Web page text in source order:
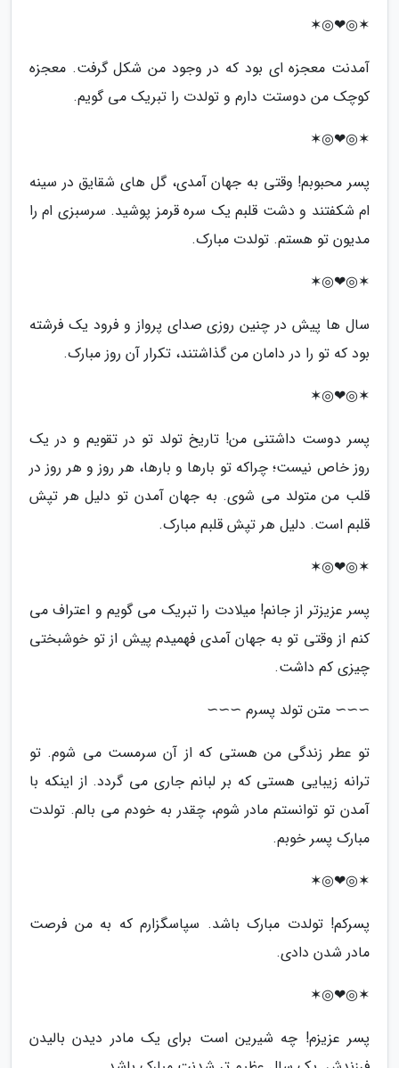
✶◎❤◎✶
آمدنت معجزه ای بود که در وجود من شکل گرفت. معجزه
کوچک من دوستت دارم و تولدت را تبریک می گویم.
✶◎❤◎✶
پسر محبوبم! وقتی به جهان آمدی، گل های شقایق در سینه
ام شکفتند و دشت قلبم یک سره قرمز پوشید. سرسبزی ام را
مدیون تو هستم. تولدت مبارک.
✶◎❤◎✶
سال ها پیش در چنین روزی صدای پرواز و فرود یک فرشته
بود که تو را در دامان من گذاشتند، تکرار آن روز مبارک.
✶◎❤◎✶
پسر دوست داشتنی من! تاریخ تولد تو در تقویم و در یک
روز خاص نیست؛ چراکه تو بارها و بارها، هر روز و هر روز در
قلب من متولد می شوی. به جهان آمدن تو دلیل هر تپش
قلبم است. دلیل هر تپش قلبم مبارک.
✶◎❤◎✶
پسر عزیزتر از جانم! میلادت را تبریک می گویم و اعتراف می
کنم از وقتی تو به جهان آمدی فهمیدم پیش از تو خوشبختی
چیزی کم داشت.
∼∼∼ متن تولد پسرم ∼∼∼
تو عطر زندگی من هستی که از آن سرمست می شوم. تو
ترانه زیبایی هستی که بر لبانم جاری می گردد. از اینکه با
آمدن تو توانستم مادر شوم، چقدر به خودم می بالم. تولدت
مبارک پسر خوبم.
✶◎❤◎✶
پسرکم! تولدت مبارک باشد. سپاسگزارم که به من فرصت
مادر شدن دادی.
✶◎❤◎✶
پسر عزیزم! چه شیرین است برای یک مادر دیدن بالیدن